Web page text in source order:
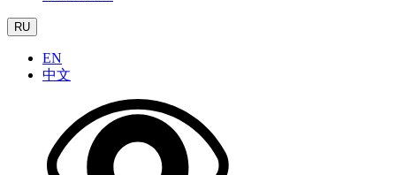
RU
EN
中文